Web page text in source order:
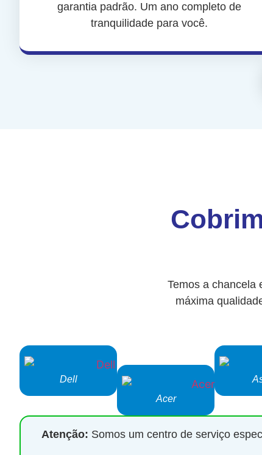
garantia padrão. Um ano completo de
tranquilidade para você.
Temos a chancela
máxima
Dell
Acer
Atenção: Somos um centro de serviço